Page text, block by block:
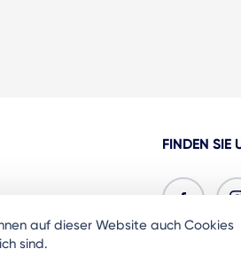
FINDEN SIE
Ready to
auf dieser Website auch Cookies
sind.